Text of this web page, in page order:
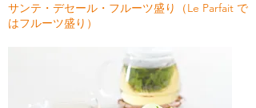
サンテ・デセール・フルーツ盛り（Le Parfait で
はフルーツ盛り）